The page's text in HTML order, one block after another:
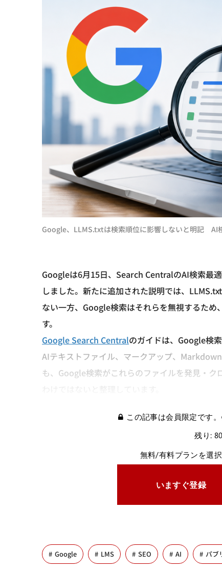
Google、LLMS.txtは検索順位に影響しないと明記 AI
Googleは6月15日、Search CentralのAI検索最
しました。新たに追加された説明では、
ない一方、Google検索はそれらを無視するた
す。
Google Search Centralのガイドは、Google検
AIテキストファイル、マークアップ、
も、Google検索がこれらのファイルを発見・
この記事は会員限定です
残り:
無料/有料プランを選択
いますぐ登録
Google LMS SEO AI パブ